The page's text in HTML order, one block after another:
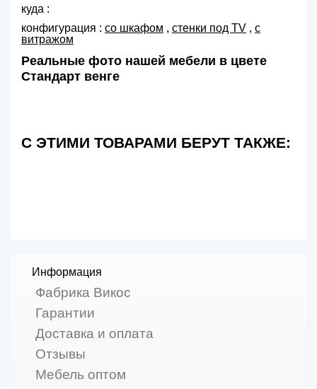
куда :
конфигурация : со шкафом , cтенки под TV , с
витражом
Реальные фото нашей мебели в цвете
Стандарт венге
С ЭТИМИ ТОВАРАМИ БЕРУТ ТАКЖЕ:
Информация
Фабрика Викос
Гарантии
Доставка и оплата
Отзывы
Мебель оптом